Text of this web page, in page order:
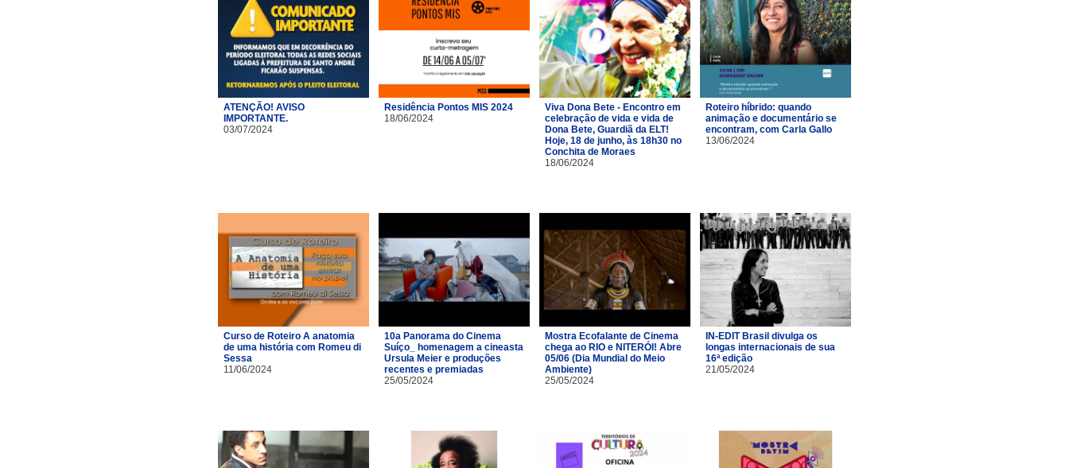
ATENÇÃO! AVISO
IMPORTANTE.
03/07/2024
Residência Pontos MIS 2024
18/06/2024
Viva Dona Bete - Encontro em
celebração de vida e vida de
Dona Bete, Guardiã da ELT!
Hoje, 18 de junho, às 18h30 no
Conchita de Moraes
18/06/2024
Roteiro híbrido: quando
animação e documentário se
encontram, com Carla Gallo
13/06/2024
Curso de Roteiro A anatomia
de uma história com Romeu di
Sessa
11/06/2024
10a Panorama do Cinema
Suíço_ homenagem a cineasta
Ursula Meier e produções
recentes e premiadas
25/05/2024
Mostra Ecofalante de Cinema
chega ao RIO e NITERÓI! Abre
05/06 (Dia Mundial do Meio
Ambiente)
25/05/2024
IN-EDIT Brasil divulga os
longas internacionais de sua
16ª edição
21/05/2024